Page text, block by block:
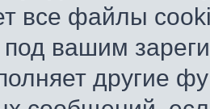
все файлы
под вашим
другие